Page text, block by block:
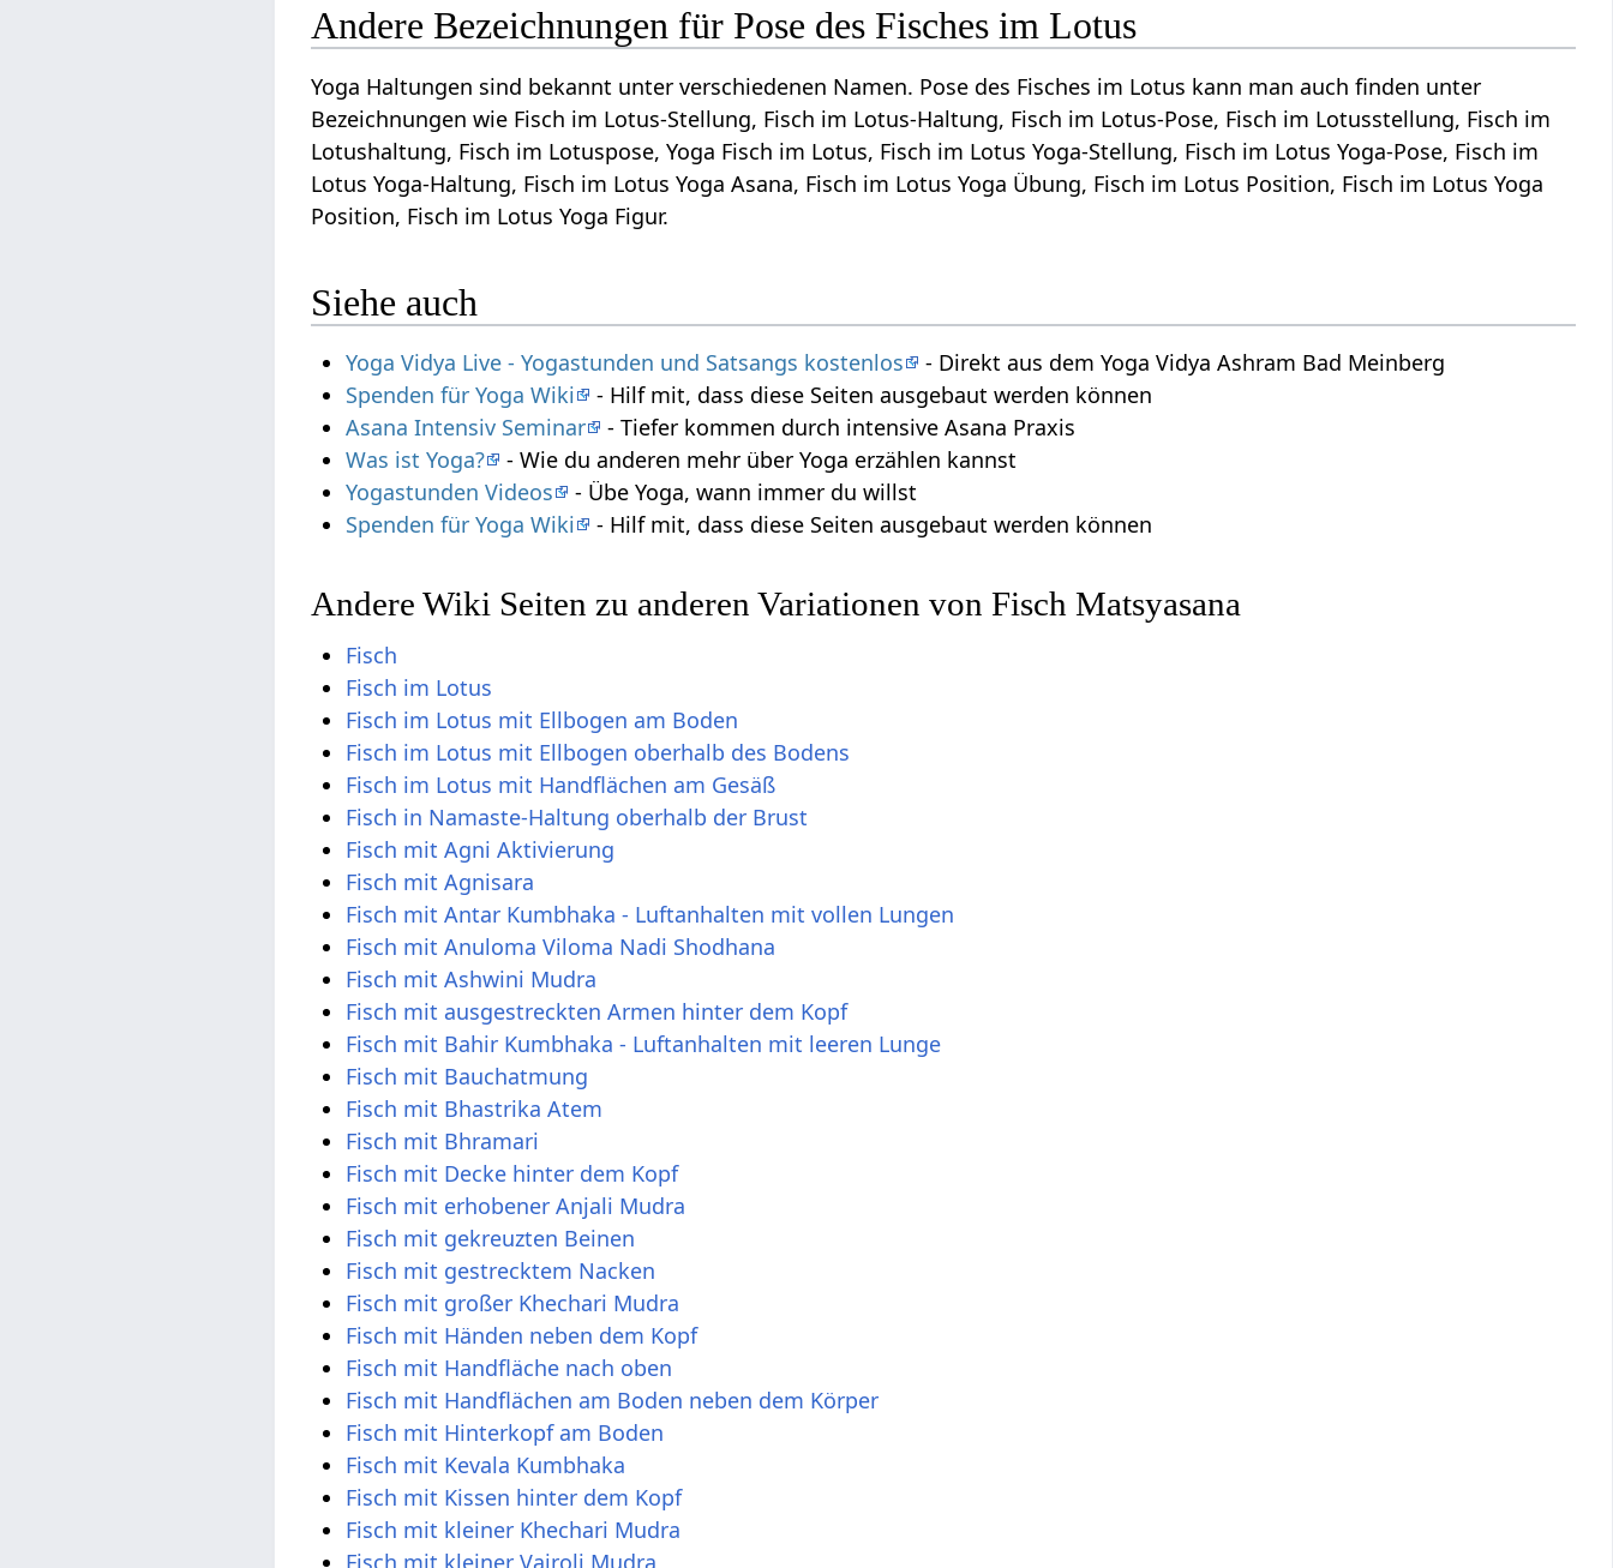
Andere Bezeichnungen für Pose des Fisches im Lotus
Yoga Haltungen sind bekannt unter verschiedenen Namen. Pose des Fisches im Lotus kann man auch finden unter
Bezeichnungen wie Fisch im Lotus-Stellung, Fisch im Lotus-Haltung, Fisch im Lotus-Pose, Fisch im Lotusstellung, Fisch im
Lotushaltung, Fisch im Lotuspose, Yoga Fisch im Lotus, Fisch im Lotus Yoga-Stellung, Fisch im Lotus Yoga-Pose, Fisch im
Lotus Yoga-Haltung, Fisch im Lotus Yoga Asana, Fisch im Lotus Yoga Übung, Fisch im Lotus Position, Fisch im Lotus Yoga
Position, Fisch im Lotus Yoga Figur.
Siehe auch
Yoga Vidya Live - Yogastunden und Satsangs kostenlos
- Direkt aus dem Yoga Vidya Ashram Bad Meinberg
Spenden für Yoga Wiki
- Hilf mit, dass diese Seiten ausgebaut werden können
Asana Intensiv Seminar
- Tiefer kommen durch intensive Asana Praxis
Was ist Yoga?
- Wie du anderen mehr über Yoga erzählen kannst
Yogastunden Videos
- Übe Yoga, wann immer du willst
Spenden für Yoga Wiki
- Hilf mit, dass diese Seiten ausgebaut werden können
Andere Wiki Seiten zu anderen Variationen von Fisch Matsyasana
Fisch
Fisch im Lotus
Fisch im Lotus mit Ellbogen am Boden
Fisch im Lotus mit Ellbogen oberhalb des Bodens
Fisch im Lotus mit Handflächen am Gesäß
Fisch in Namaste-Haltung oberhalb der Brust
Fisch mit Agni Aktivierung
Fisch mit Agnisara
Fisch mit Antar Kumbhaka - Luftanhalten mit vollen Lungen
Fisch mit Anuloma Viloma Nadi Shodhana
Fisch mit Ashwini Mudra
Fisch mit ausgestreckten Armen hinter dem Kopf
Fisch mit Bahir Kumbhaka - Luftanhalten mit leeren Lunge
Fisch mit Bauchatmung
Fisch mit Bhastrika Atem
Fisch mit Bhramari
Fisch mit Decke hinter dem Kopf
Fisch mit erhobener Anjali Mudra
Fisch mit gekreuzten Beinen
Fisch mit gestrecktem Nacken
Fisch mit großer Khechari Mudra
Fisch mit Händen neben dem Kopf
Fisch mit Handfläche nach oben
Fisch mit Handflächen am Boden neben dem Körper
Fisch mit Hinterkopf am Boden
Fisch mit Kevala Kumbhaka
Fisch mit Kissen hinter dem Kopf
Fisch mit kleiner Khechari Mudra
Fisch mit kleiner Vajroli Mudra